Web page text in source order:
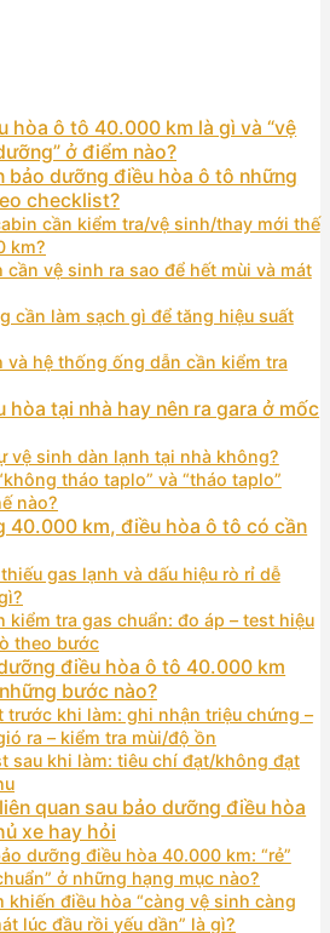
hòa ô tô 40.000 km là gì và “vệ
ở điểm nào?
bảo dưỡng điều hòa ô tô những
checklist?
cần kiểm tra/vệ sinh/thay mới thế
km?
cần vệ sinh ra sao để hết mùi và mát
cần làm sạch gì để tăng hiệu suất
và hệ thống ống dẫn cần kiểm tra
hòa tại nhà hay nên ra gara ở mốc
vệ sinh dàn lạnh tại nhà không?
tháo taplo” và “tháo taplo”
nào?
40.000 km, điều hòa ô tô có cần
gas lạnh và dấu hiệu rò rỉ dễ
kiểm tra gas chuẩn: đo áp – test hiệu
theo bước
điều hòa ô tô 40.000 km
bước nào?
trước khi làm: ghi nhận triệu chứng –
ra – kiểm tra mùi/độ ồn
sau khi làm: tiêu chí đạt/không đạt
quan sau bảo dưỡng điều hòa
xe hay hỏi
dưỡng điều hòa 40.000 km: “rẻ”
ở những hạng mục nào?
khiến điều hòa “càng vệ sinh càng
lúc đầu rồi yếu dần” là gì?